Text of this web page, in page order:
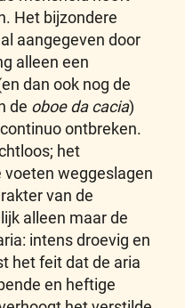
Het bijzondere
aangegeven door
alleen een
dan ook nog de
de oboe da cacia)
ontbreken.
het
weggeslagen
van de
alleen maar de
intens droevig en
het feit dat de aria
en heftige